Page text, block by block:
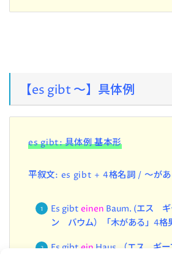
【es gibt ～】具体例
es gibt: 具体例 基本形
平叙文: es gibt + 4格名詞 / ～があ
Es gibt einen Baum. (エス
ン バウム）「木がある」4格
Es gibteinHaus.（エス ギ